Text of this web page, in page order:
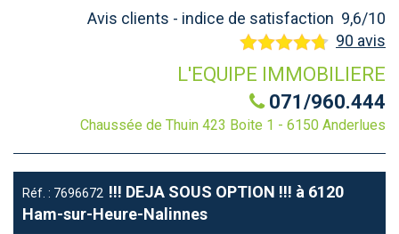
Avis clients - indice de satisfaction 9,6/10
90 avis
L'EQUIPE IMMOBILIERE
071/960.444
Chaussée de Thuin 423 Boite 1 - 6150 Anderlues
Réf. : 7696672 !!! DEJA SOUS OPTION !!! à 6120
Ham-sur-Heure-Nalinnes